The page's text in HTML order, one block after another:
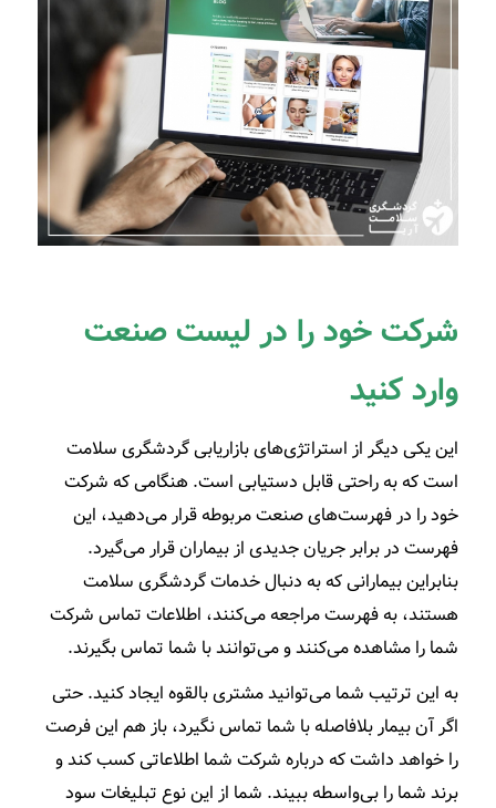
شرکت خود را در لیست صنعت
وارد کنید
این یکی دیگر از استراتژی‌های بازاریابی گردشگری سلامت
است که به راحتی قابل دستیابی است. هنگامی که شرکت
خود را در فهرست‌های صنعت مربوطه قرار می‌دهید، این
فهرست در برابر جریان جدیدی از بیماران قرار می‌گیرد.
بنابراین بیمارانی که به دنبال خدمات گردشگری سلامت
هستند، به فهرست مراجعه می‌کنند، اطلاعات تماس شرکت
شما را مشاهده می‌کنند و می‌توانند با شما تماس بگیرند.
به این ترتیب شما می‌توانید مشتری بالقوه ایجاد کنید. حتی
اگر آن بیمار بلافاصله با شما تماس نگیرد، باز هم این فرصت
را خواهد داشت که درباره شرکت شما اطلاعاتی کسب کند و
برند شما را بی‌واسطه ببیند. شما از این نوع تبلیغات سود